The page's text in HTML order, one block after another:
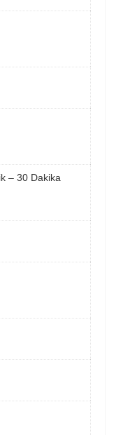
– 30 Dakika